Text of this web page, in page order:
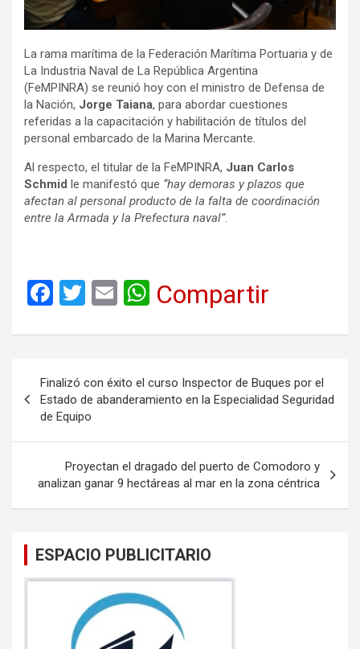
La rama marítima de la Federación Marítima Portuaria y de
La Industria Naval de La República Argentina
(FeMPINRA) se reunió hoy con el ministro de Defensa de
la Nación, Jorge Taiana, para abordar cuestiones
referidas a la capacitación y habilitación de títulos del
personal embarcado de la Marina Mercante.
Al respecto, el titular de la FeMPINRA, Juan Carlos
Schmid le manifestó que “hay demoras y plazos que
afectan al personal producto de la falta de coordinación
entre la Armada y la Prefectura naval”.
F
ce
b
o
o
k
T
tt
E
ail
W
at
A
p
Compartir
de
entradas
Finalizó con éxito el curso Inspector de Buques por el
Estado de abanderamiento en la Especialidad Seguridad
de Equipo
Proyectan el dragado del puerto de Comodoro y
analizan ganar 9 hectáreas al mar en la zona céntrica
ESPACIO PUBLICITARIO